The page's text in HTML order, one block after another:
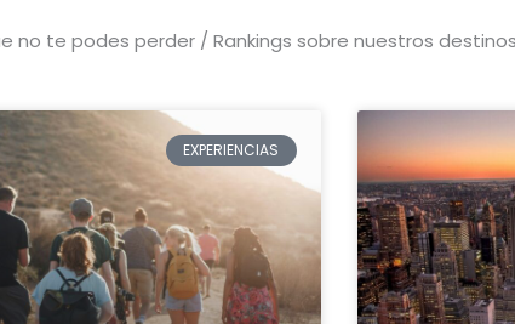
no te podes perder / Rankings sobre nuestros
EXPERIENCIAS